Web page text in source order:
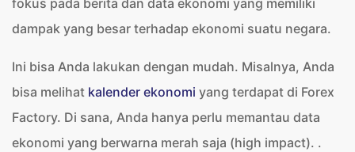
fokus pada berita dan data ekonomi yang memiliki
dampak yang besar terhadap ekonomi suatu negara.
Ini bisa Anda lakukan dengan mudah. Misalnya, Anda
bisa melihat kalender ekonomi yang terdapat di Forex
Factory. Di sana, Anda hanya perlu memantau data
ekonomi yang berwarna merah saja (high impact). .